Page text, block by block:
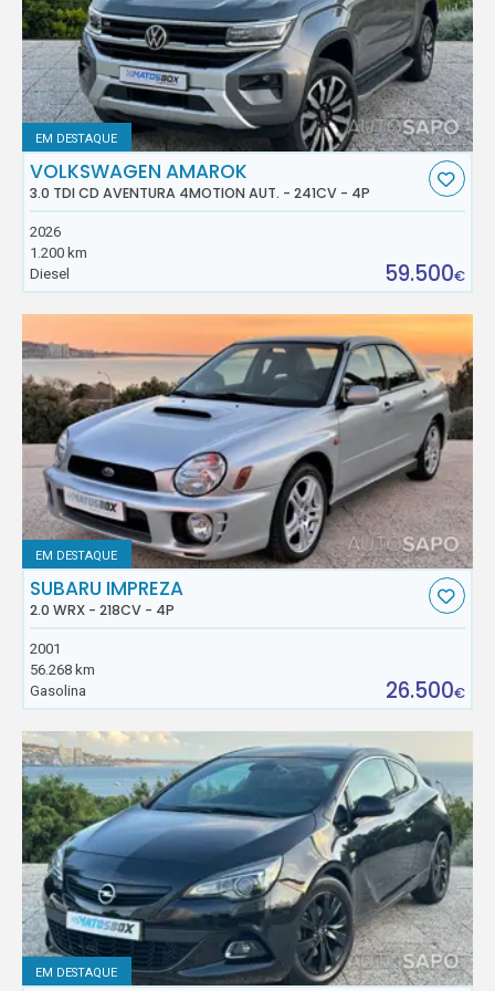
EM DESTAQUE
VOLKSWAGEN AMAROK
3.0 TDI CD AVENTURA 4MOTION AUT. - 241CV - 4P
2026
1.200 km
Diesel
59.500€
EM DESTAQUE
SUBARU IMPREZA
2.0 WRX - 218CV - 4P
2001
56.268 km
Gasolina
26.500€
EM DESTAQUE